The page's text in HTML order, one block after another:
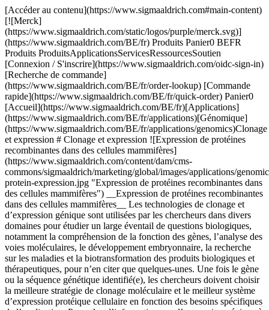
[Accéder au contenu](https://www.sigmaaldrich.com#main-content) [![Merck](https://www.sigmaaldrich.com/static/logos/purple/merck.svg)](https://www.sigmaaldrich.com/BE/fr) Produits Panier0 BEFR Produits ProduitsApplicationsServicesRessourcesSoutien [Connexion / S'inscrire](https://www.sigmaaldrich.com/oidc-sign-in) [Recherche de commande](https://www.sigmaaldrich.com/BE/fr/order-lookup) [Commande rapide](https://www.sigmaaldrich.com/BE/fr/quick-order) Panier0 [Accueil](https://www.sigmaaldrich.com/BE/fr)[Applications](https://www.sigmaaldrich.com/BE/fr/applications)[Génomique](https://www.sigmaaldrich.com/BE/fr/applications/genomics)Clonage et expression # Clonage et expression ![Expression de protéines recombinantes dans des cellules mammifères](https://www.sigmaaldrich.com/content/dam/cms-commons/sigmaaldrich/marketing/global/images/applications/genomics/recombinant-protein-expression.jpg "Expression de protéines recombinantes dans des cellules mammifères") __Expression de protéines recombinantes dans des cellules mammifères__ Les technologies de clonage et d’expression génique sont utilisées par les chercheurs dans divers domaines pour étudier un large éventail de questions biologiques, notamment la compréhension de la fonction des gènes, l’analyse des voies moléculaires, le développement embryonnaire, la recherche sur les maladies et la biotransformation des produits biologiques et thérapeutiques, pour n’en citer que quelques-unes. Une fois le gène ou la séquence génétique identifié(e), les chercheurs doivent choisir la meilleure stratégie de clonage moléculaire et le meilleur système d’expression protéique cellulaire en fonction des besoins spécifiques de l’application. Pour plus d’informations sur l’expression génique à l’aide de la technologie CRISPR ou sur le silençage génique à l’aide de réactifs ARNi, veuillez consulter notre [page consacrée à l’expression génique et au silençage génique](https://www.sigmaaldrich.com/BE/fr/applications/genomics/gene-expression-and-silencing). * * * ## Produits associés Slide 1 of 17 1 of 4 [![X-GlcA reagent for selection of recombinant bacterial clones](https://www.sigmaaldrich.com/deepweb/assets/sigmaaldrich/product/structures/401/113/46d77bfc-a3b7-4d7b-b47d-5699c063454d/640/46d77bfc-a3b7-4d7b-b47d-5699c063454d.png) \ Sigma-Aldrich \ B6650 \ X-GlcA](https://www.sigmaaldrich.com/BE/fr/product/sigma/b6650) Aperçu rapide [![Blue-White Select™ Screening Reagent for selection of recombinant bacterial clones](https://www.sigmaaldrich.com/deepweb/assets/sigmaaldrich/product/images/106/579/ecdb7ef1-2040-43e2-9699-4f30fde34faa/640/ecdb7ef1-2040-43e2-9699-4f30fde34faa.jpg) \ Sigma-Aldrich \ B3928 \ Blue-White Select™ Screening Reagent](https://www.sigmaaldrich.com/BE/fr/product/sigma/b3928) Aperçu rapide [![5-bromo-4-chloro-3-indolyl β-D-galactopyranoside ≥98%](https://www.sigmaaldrich.com/deepweb/assets/sigmaaldrich/product/structures/247/263/57654e94-ae59-485c-ae90-4a5da7fb51a9/640/57654e94-ae59-485c-ae90-4a5da7fb51a9.png) \ Sigma-Aldrich \ B9146 \ 5-bromo-4-chloro-3-indolyl β-D-galactopyranoside](https://www.sigmaaldrich.com/BE/fr/product/sigma/b9146) Aperçu rapide [![Deoxyribonucleic acid, single stranded from salmon testes For hybridization](https://www.sigmaaldrich.com/deepweb/assets/sigmaaldrich/product/images/394/949/b2878be0-2c3c-481f-9eee-43eb6c27d386/640/b2878be0-2c3c-481f-9eee-43eb6c27d386.jpg) \ Sigma-Aldrich \ D9156 \ Deoxyribonucleic acid, single stranded from salmon testes](https://www.sigmaaldrich.com/BE/fr/product/sigma/d9156) Aperçu rapide [![Diméthylsulfoxyde Molecular Biology](https://www.sigmaaldrich.com/deepweb/assets/sigmaaldrich/product/structures/351/937/4fba03cc-7107-47d4-8c4f-0193e7565d4d/640/4fba03cc-7107-47d4-8c4f-0193e7565d4d.png) \ Sigma-Aldrich \ D8418 \ Diméthylsulfoxyde](https://www.sigmaaldrich.com/BE/fr/product/sigma/d8418) Aperçu rapide [![Yeast Transformation Kit reagents for introducing plasmid DNA into yeast](https://www.sigmaaldrich.com/deepweb/assets/sigmaaldrich/product/images/313/425/f658de66-8206-40b5-ab0b-417b15654a4f/640/f658de66-8206-40b5-ab0b-417b15654a4f.jpg) \ Sigma-Aldrich \ YEAST1 \ Yeast Transformation Kit](https://www.sigmaaldrich.com/BE/fr/product/sigma/yeast1) Aperçu rapide [![SOC Medium For use in transformation](https://www.sigmaaldrich.com/deepweb/assets/sigmaaldrich/product/images/292/349/70b932fe-a654-484f-94ba-6225df0c97b9/640/70b932fe-a654-484f-94ba-6225df0c97b9.jpg) \ Sigma-Aldrich \ S1797 \ SOC Medium](https://www.sigmaaldrich.com/BE/fr/product/sigma/s1797) Aperçu rapide [![LB Broth with agar (Lennox) EZMix powder microbial growth medium](https://www.sigmaaldrich.com/deepweb/assets/sigmaaldrich/product/images/382/185/cc0c5161-cfc0-4e41-81fb-0fa32b75ea05/640/cc0c5161-cfc0-4e41-81fb-0fa32b75ea05.jpg) \ Sigma-Aldrich \ L7533 \ LB Broth with agar (Lennox)](https://www.sigmaaldrich.com/BE/fr/product/sigma/l7533) Aperçu rapide [![IPTG ≥99% (TLC), ≤0.1% Dioxane](https://www.sigmaaldrich.com/deepweb/assets/sigmaaldrich/product/structures/149/921/f1edb4f0-5065-4a15-b45d-3dddbf7bbf2f/640/f1edb4f0-5065-4a15-b45d-3dddbf7bbf2f.png) \ Sigma-Aldrich \ I6758 \ IPTG](https://www.sigmaaldrich.com/BE/fr/product/sial/i6758) Aperçu rapide [![Roche](https://www.sigmaaldrich.com/assets/images/pdp-no-image-sq/pdp-no-image-sq_w640.png) \ Roche \ APAI-RO \ Apa I](https://www.sigmaaldrich.com/BE/fr/product/roche/apairo) Aperçu rapide [![Not I from Nocardia otitidis-caviarum](https://www.sigmaaldrich.com/deepweb/assets/sigmaaldrich/product/images/312/291/01db4d1f-c7d2-4169-ba85-9594823a6e1f/640/01db4d1f-c7d2-4169-ba85-9594823a6e1f.jpg) \ Roche \ NOTI-RO \ Not I](https://www.sigmaaldrich.com/BE/fr/product/roche/notiro) Aperçu rapide [![SuRE/Cut™ Buffer A pH 8.1-8.3 (37 °C), suitable for molecular cloning](https://www.sigmaaldrich.com/deepweb/assets/sigmaaldrich/product/images/352/091/ef743cea-ccd8-44f1-8f3b-dec5a1e4f5d1/640/ef743cea-ccd8-44f1-8f3b-dec5a1e4f5d1.jpg) \ Roche \ 11417959001 \ SuRE/Cut™ Buffer A](https://www.sigmaaldrich.com/BE/fr/product/roche/11417959001) Aperçu rapide [![Xba I from recombinant E.Coli](https://www.sigmaaldrich.com/deepweb/assets/sigmaaldrich/product/images/134/118/4b31ef78-2405-48bf-aa47-37116ef0bd4c/640/4b31ef78-2405-48bf-aa47-37116ef0bd4c.jpg) \ Roche \ XBAI-RO \ Xba I](https://www.sigmaaldrich.com/BE/fr/product/roche/xbairo) Aperçu rapide [![Réactif de transfection d’ADN X-tremeGENE™ HP High-performance polymer reagent for transfecting many cell lines](https://www.sigmaaldrich.com/deepweb/assets/sigmaaldrich/product/images/692/303/5faf5dfd-8ee1-4e6a-a9e7-307f9550e79d/640/5faf5dfd-8ee1-4e6a-a9e7-307f9550e79d.jpg) \ Roche \ XTGHP-RO \ Réactif de transfection d′ADN X-tremeGENE™ HP](https://www.sigmaaldrich.com/BE/fr/product/roche/xtghpro) Aperçu rapide [![X-tremeGENE™ 360 Transfection Reagent Universal polymer reagent for delivering DNA, siRNA, miRNA and CRISPR/RNP to many cell lines](https://www.sigmaaldrich.com/deepweb/assets/sigmaaldrich/product/images/674/981/75e1e62d-e14d-4679-bf08-7c061570067d/640/75e1e62d-e14d-4679-bf08-7c061570067d.jpg) \ Roche \ XTG360-RO \ X-tremeGENE™ 360 Transfection Reagent](https://www.sigmaaldrich.com/BE/fr/product/roche/xtg360ro) Aperçu rapide [![Réactif de transfection d’ADN X-tremeGENE™ 9 Polymer reagent for transfecting common cell lines](https://www.sigmaaldrich.com/deepweb/assets/sigmaaldrich/product/images/389/482/88dc320e-930c-45e5-af64-e0d8b1895968/640/88dc320e-930c-45e5-af64-e0d8b1895968.jpg) \ Roche \ XTG9-RO \ Réactif de transfection d′ADN X-tremeGENE™ 9](https://www.sigmaaldrich.com/BE/fr/product/roche/xtg9ro) Aperçu rapide [![pSF-CMV-NEO-NH2-PPT-3XFLAG (plasmid vector for molecular cloning)](https://www.sigmaaldrich.com/deepweb/assets/sigmaaldrich/product/images/172/092/882627d4-30f4-4950-8e3b-acb21a6e893c/640/882627d4-30f4-4950-8e3b-acb21a6e893c.jpg) \ Sigma-Aldrich \ OGS626 \ pSF-CMV-NEO-NH2-PPT-3XFLAG](https://www.sigmaaldrich.com/BE/fr/product/sigma/ogs626) Aperçu rapide * * * ## Catégories à la une [![Un thermomètre mesurant la température d'un liquide bleu limpide contenu dans un récipient en verre.](https://www.sigmaaldrich.com/content/dam/cms-commons/sigmaaldrich/marketing/global/images/categories/biochemistry/biological-buffer-solution-in-beaker.jpg "Tampons biologiques")](https://www.sigmaaldrich.com/BE/fr/products/chemistry-and-biochemicals/biochemicals/biological-buffers) [Tampons biologiques](https://www.sigmaaldrich.com/BE/fr/products/chemistry-and-biochemicals/biochemicals/biological-buffers) Notre vaste gamme de tampons biologiques de haute pureté, disponibles dans diverses formulations et conditionnements, garantit une stabilité optimale des solutions et un contrôle précis du pH tout au long de vos applications de bioprocédés. [Voir les produits](https://www.sigmaaldrich.com/BE/fr/products/chemistry-and-biochemicals/biochemicals/biological-buffers) [![Gros plan sur un laboratoire éclairé d'une lumière bleue. L'attention se porte sur un petit objet rectangulaire lumineux qui émet une lumière rouge-rosâtre. L'objet est posé sur un autre appareil à la surface sombre.](https://www.sigmaaldrich.com/content/dam/cms-commons/sigmaaldrich/marketing/global/images/categories/biochemistry/agarose-lightbox.jpg "agarose")](https://www.sigmaaldrich.com/BE/fr/products/chemistry-and-biochemicals/biochemicals/agarose) [agarose](https://www.sigmaaldrich.com/BE/fr/products/chemistry-and-biochemicals/biochemicals/agarose) Nous proposons une large gamme de produits à base d'agarose présentant différentes consistances de gel, températures de fusion, températures de gélification et niveaux d'électroendosmose (EEO) afin de répondre aux besoins de vos applications de recherche. [Voir les produits](https://www.sigmaaldrich.com/BE/fr/products/chemistry-and-biochemicals/biochemicals/agarose) * * * Présentati